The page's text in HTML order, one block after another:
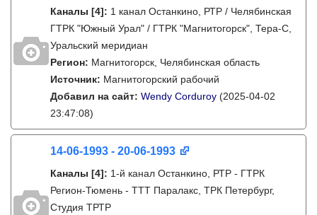
Каналы [4]: 1 канал Останкино, РТР / Челябинская
ГТРК "Южный Урал" / ГТРК "Магнитогорск", Тера-С,
Уральский меридиан
Регион: Магнитогорск, Челябинская область
Источник: Магнитогорский рабочий
Добавил на сайт: Wendy Corduroy (2025-04-02
23:47:08)
14-06-1993 - 20-06-1993
Каналы [4]: 1-й канал Останкино, РТР - ГТРК
Регион-Тюмень - ТТТ Паралакс, ТРК Петербург,
Студия ТРТР